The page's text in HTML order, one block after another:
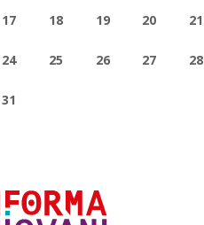
17 18 19 20 21
24 25 26 27 28
31